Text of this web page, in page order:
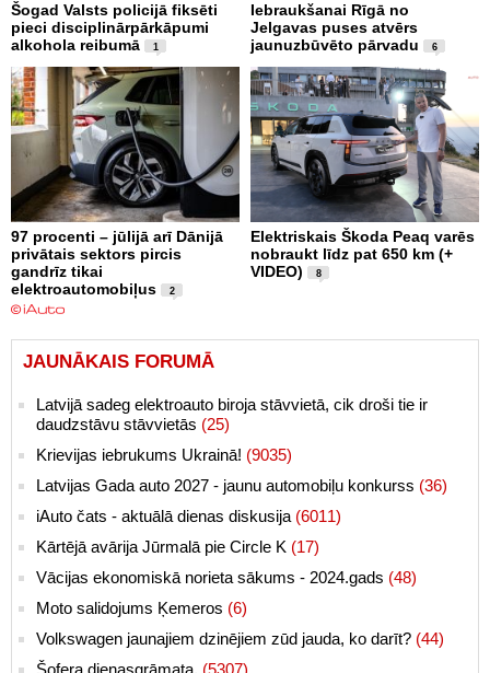
Šogad Valsts policijā fiksēti
pieci disciplinārpārkāpumi
alkohola reibumā
1
Iebraukšanai Rīgā no
Jelgavas puses atvērs
jaunuzbūvēto pārvadu
6
97 procenti – jūlijā arī Dānijā
privātais sektors pircis
gandrīz tikai
elektroautomobiļus
2
Elektriskais Škoda Peaq varēs
nobraukt līdz pat 650 km (+
VIDEO)
8
JAUNĀKAIS FORUMĀ
Latvijā sadeg elektroauto biroja stāvvietā, cik droši tie ir
daudzstāvu stāvvietās (25)
Krievijas iebrukums Ukrainā! (9035)
Latvijas Gada auto 2027 - jaunu automobiļu konkurss (36)
iAuto čats - aktuālā dienas diskusija (6011)
Kārtējā avārija Jūrmalā pie Circle K (17)
Vācijas ekonomiskā norieta sākums - 2024.gads (48)
Moto salidojums Ķemeros (6)
Volkswagen jaunajiem dzinējiem zūd jauda, ko darīt? (44)